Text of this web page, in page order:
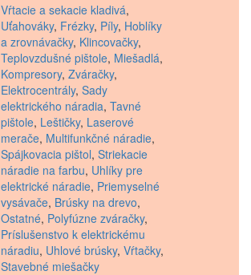
Vŕtacie a sekacie kladivá,
Uťahováky, Frézky, Píly, Hoblíky
a zrovnávačky, Klincovačky,
Teplovzdušné pištole, Miešadlá,
Kompresory, Zváračky,
Elektrocentrály, Sady
elektrického náradia, Tavné
pištole, Leštičky, Laserové
merače, Multifunkčné náradie,
Spájkovacia pištol, Striekacie
náradie na farbu, Uhlíky pre
elektrické náradie, Priemyselné
vysávače, Brúsky na drevo,
Ostatné, Polyfúzne zváračky,
Príslušenstvo k elektrickému
náradiu, Uhlové brúsky, Vŕtačky,
Stavebné miešačky